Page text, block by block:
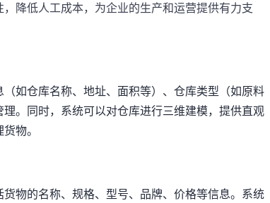
降低人工成本，为企业的生产和运营提供有力支
如仓库名称、地址、面积等）、仓库类型（如原料
。同时，系统可以对仓库进行三维建模，提供直观
物。
物的名称、规格、型号、品牌、价格等信息。系统